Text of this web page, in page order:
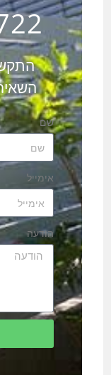
שם
אימייל
הודעה